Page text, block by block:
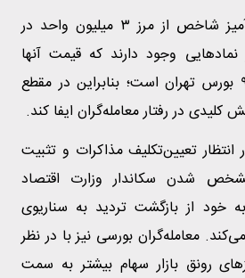
با وجود عبور موفقیت‌آمیز شاخص از مرز ۳ میلیون واحد در
نماد‌هایی وجود دارند که قیمت آنها
پایین‌تر از قله مرداد ۹۹ بورس تهران است؛ بنابراین در مقطع
کلیدی در رفتار معامله‌گران ایفا کند.
انتظار تعیین‌تکلیف مذاکرات و تثبیت
شدن سکاندار وزارت اقتصاد
خود از بازگشت تردید به سناریوی
معامله‌گران بورسی نیز با در نظر
رونق بازار سهام بیشتر به سمت